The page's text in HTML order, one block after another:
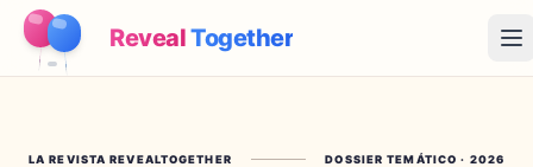
RevealTogether
LA REVISTA REVEALTOGETHER DOSSIER TEMÁTICO · 2026